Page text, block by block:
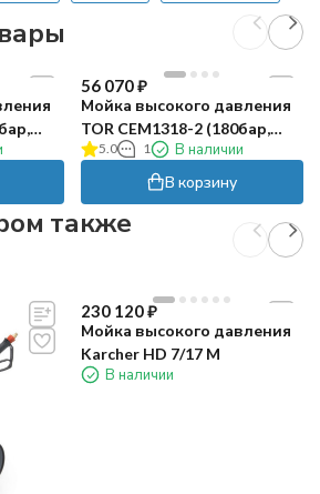
56 070₽
Мойка высокого давления
TOR CEM1318-2 (180бар,
13л/мин)
5.0 1 В наличии
В корзину
также
230 120₽
Мойка высокого давления
Karcher HD 7/17 M
В наличии